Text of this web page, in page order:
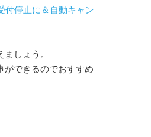
付停止に＆自動キャン
しょう。
ができるのでおすすめ